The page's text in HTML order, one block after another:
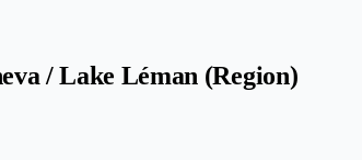
/ Lake Léman (Region)